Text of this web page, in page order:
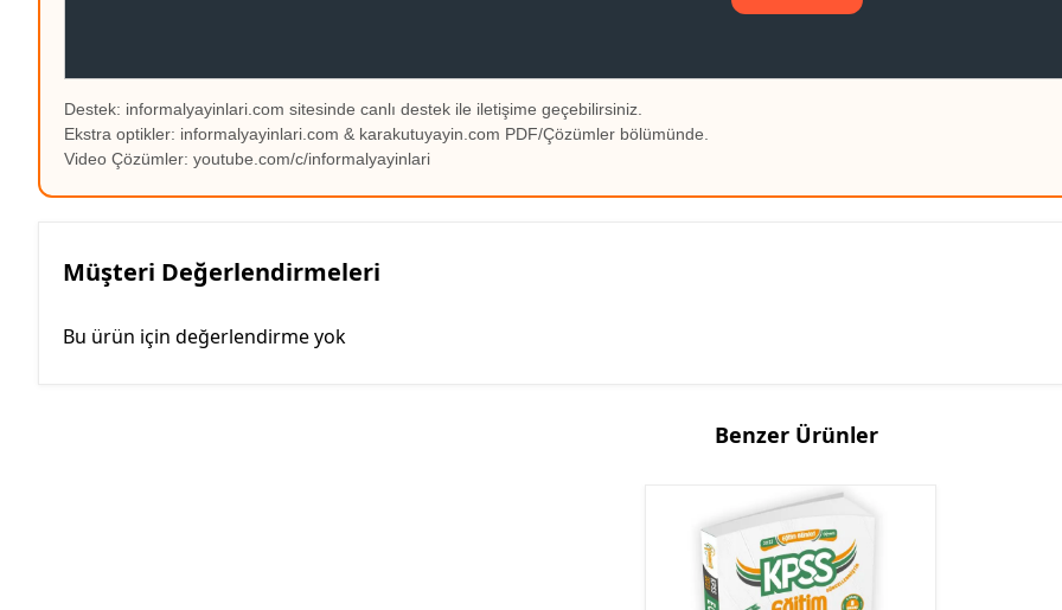
Destek: informalyayinlari.com sitesinde canlı destek ile iletişime geçebilirsiniz.
Ekstra optikler: informalyayinlari.com & karakutuyayin.com PDF/Çözümler bölümünde.
Video Çözümler: youtube.com/c/informalyayinlari
Müşteri Değerlendirmeleri
Bu ürün için değerlendirme yok
Benzer Ürünler